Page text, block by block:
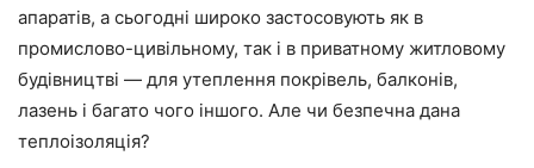
апаратів, а сьогодні широко застосовують як в
промислово-цивільному, так і в приватному житловому
будівництві — для утеплення покрівель, балконів,
лазень і багато чого іншого. Але чи безпечна дана
теплоізоляція?